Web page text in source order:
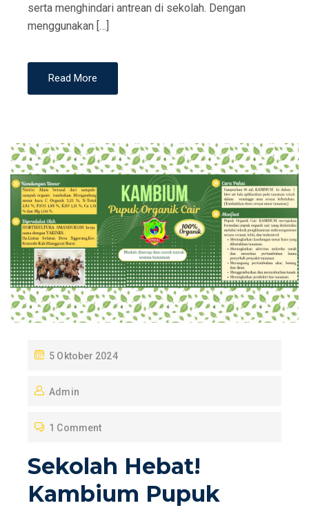
serta menghindari antrean di sekolah. Dengan
menggunakan […]
Read More
P
S
E
O
N
5 Oktober 2024
Admin
1 Comment
Sekolah Hebat!
Kambium Pupuk